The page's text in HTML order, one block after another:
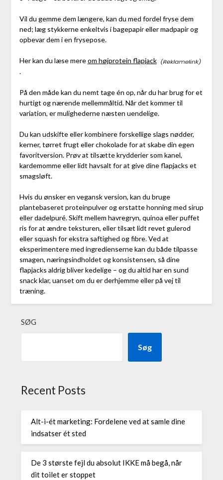
Vil du gemme dem længere, kan du med fordel fryse dem
ned; læg stykkerne enkeltvis i bagepapir eller madpapir og
opbevar dem i en frysepose.
Her kan du læse mereom højprotein flapjack
.
På den måde kan du nemt tage én op, når du har brug for et
hurtigt og nærende mellemmåltid. Når det kommer til
variation, er mulighederne næsten uendelige.
Du kan udskifte eller kombinere forskellige slags nødder,
kerner, tørret frugt eller chokolade for at skabe din egen
favoritversion. Prøv at tilsætte krydderier som kanel,
kardemomme eller lidt havsalt for at give dine flapjacks et
smagsløft.
Hvis du ønsker en vegansk version, kan du bruge
plantebaseret proteinpulver og erstatte honning med sirup
eller dadelpuré. Skift mellem havregryn, quinoa eller puffet
ris for at ændre teksturen, eller tilsæt lidt revet gulerod
eller squash for ekstra saftighed og fibre. Ved at
eksperimentere med ingredienserne kan du både tilpasse
smagen, næringsindholdet og konsistensen, så dine
flapjacks aldrig bliver kedelige – og du altid har en sund
snack klar, uanset om du er derhjemme eller på vej til
træning.
SØG
Søg
Recent Posts
Alt-i-ét marketing: Fordelene ved at samle dine
indsatser ét sted
De 3 største fejl du absolut IKKE må begå, når
dit toilet er stoppet